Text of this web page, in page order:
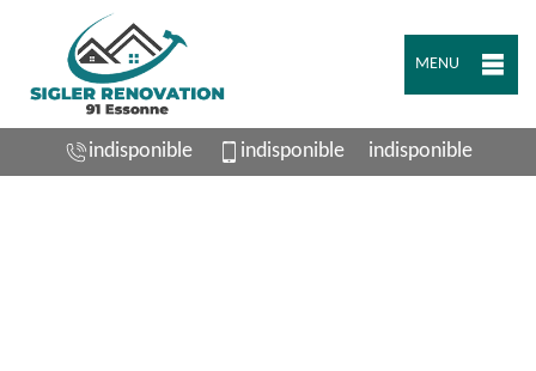
MENU
indisponible indisponible indisponible